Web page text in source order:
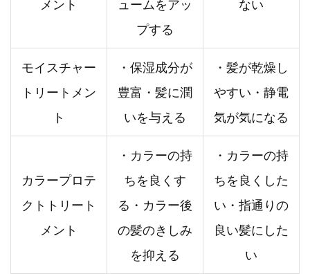
メント
ュームをアッ
プする
ない
モイスチャー
トリートメン
ト
・保湿成分が
豊富・髪に潤
いを与える
・髪が乾燥し
やすい・静電
気が気になる
カラープロテ
クトトリート
メント
・カラーの持
ちを良くす
る・カラー後
の髪のきしみ
を抑える
・カラーの持
ちを良くした
い・指通りの
良い髪にした
い